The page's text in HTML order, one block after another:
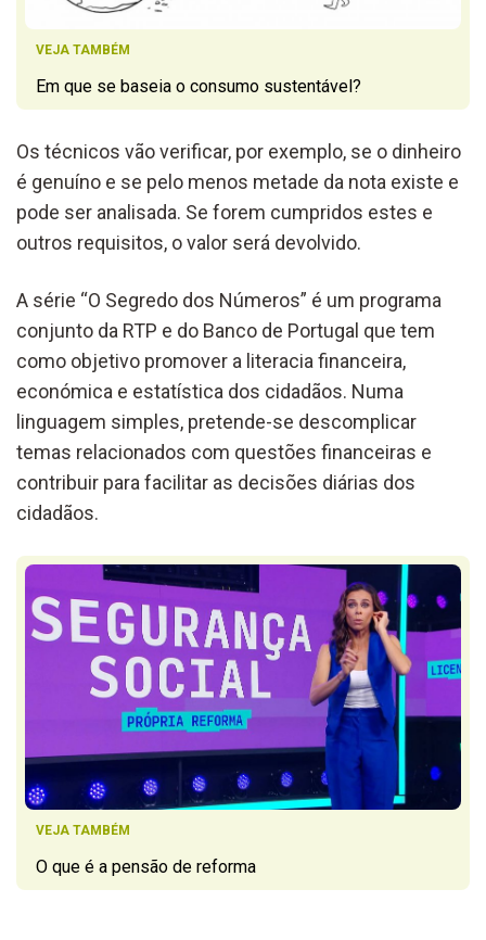
VEJA TAMBÉM
Em que se baseia o consumo sustentável?
Os técnicos vão verificar, por exemplo, se o dinheiro
é genuíno e se pelo menos metade da nota existe e
pode ser analisada. Se forem cumpridos estes e
outros requisitos, o valor será devolvido.
A série “O Segredo dos Números” é um programa
conjunto da RTP e do Banco de Portugal que tem
como objetivo promover a literacia financeira,
económica e estatística dos cidadãos. Numa
linguagem simples, pretende-se descomplicar
temas relacionados com questões financeiras e
contribuir para facilitar as decisões diárias dos
cidadãos.
VEJA TAMBÉM
O que é a pensão de reforma